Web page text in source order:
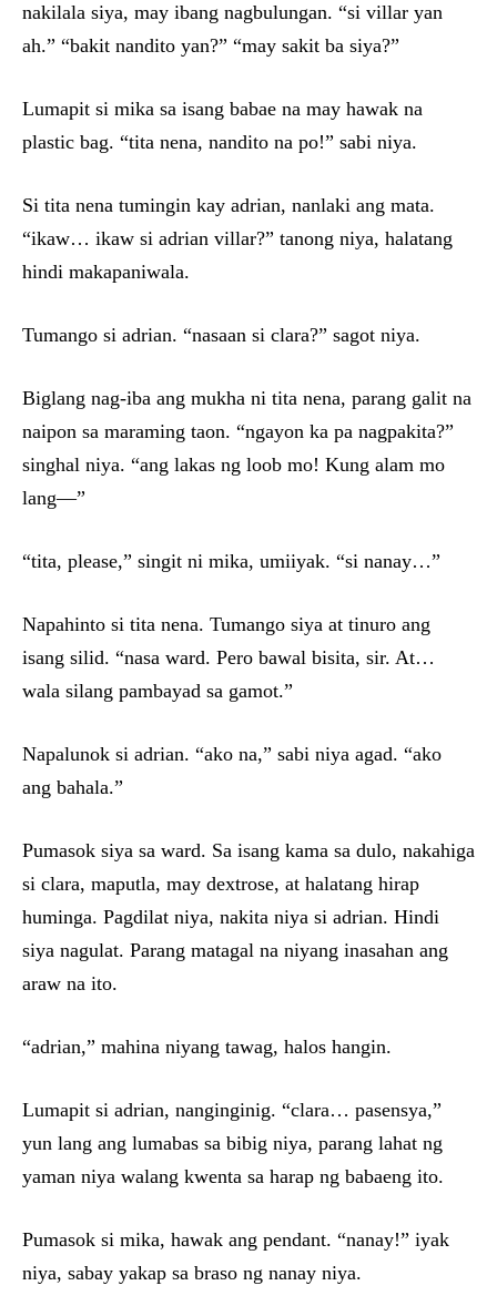
nakilala siya, may ibang nagbulungan. “si villar yan
ah.” “bakit nandito yan?” “may sakit ba siya?”
Lumapit si mika sa isang babae na may hawak na
plastic bag. “tita nena, nandito na po!” sabi niya.
Si tita nena tumingin kay adrian, nanlaki ang mata.
“ikaw… ikaw si adrian villar?” tanong niya, halatang
hindi makapaniwala.
Tumango si adrian. “nasaan si clara?” sagot niya.
Biglang nag-iba ang mukha ni tita nena, parang galit na
naipon sa maraming taon. “ngayon ka pa nagpakita?”
singhal niya. “ang lakas ng loob mo! Kung alam mo
lang—”
“tita, please,” singit ni mika, umiiyak. “si nanay…”
Napahinto si tita nena. Tumango siya at tinuro ang
isang silid. “nasa ward. Pero bawal bisita, sir. At…
wala silang pambayad sa gamot.”
Napalunok si adrian. “ako na,” sabi niya agad. “ako
ang bahala.”
Pumasok siya sa ward. Sa isang kama sa dulo, nakahiga
si clara, maputla, may dextrose, at halatang hirap
huminga. Pagdilat niya, nakita niya si adrian. Hindi
siya nagulat. Parang matagal na niyang inasahan ang
araw na ito.
“adrian,” mahina niyang tawag, halos hangin.
Lumapit si adrian, nanginginig. “clara… pasensya,”
yun lang ang lumabas sa bibig niya, parang lahat ng
yaman niya walang kwenta sa harap ng babaeng ito.
Pumasok si mika, hawak ang pendant. “nanay!” iyak
niya, sabay yakap sa braso ng nanay niya.